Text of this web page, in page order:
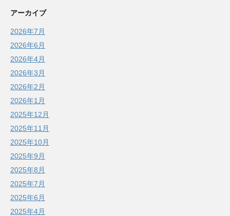
アーカイブ
2026年7月
2026年6月
2026年4月
2026年3月
2026年2月
2026年1月
2025年12月
2025年11月
2025年10月
2025年9月
2025年8月
2025年7月
2025年6月
2025年4月